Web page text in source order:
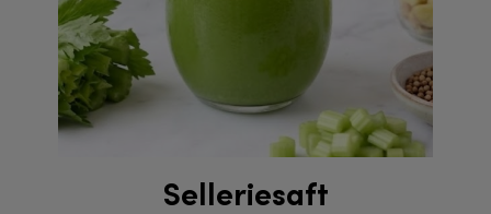
Selleriesaft